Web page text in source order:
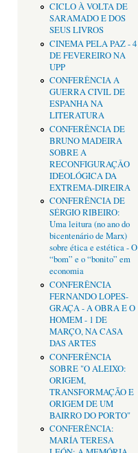
CICLO À VOLTA DE
SARAMADO E DOS
SEUS LIVROS
CINEMA PELA PAZ - 4
DE FEVEREIRO NA
UPP
CONFERÊNCIA A
GUERRA CIVIL DE
ESPANHA NA
LITERATURA
CONFERÊNCIA DE
BRUNO MADEIRA
SOBRE A
RECONFIGURAÇÂO
IDEOLÓGICA DA
EXTREMA-DIREIRA
CONFERÊNCIA DE
SÉRGIO RIBEIRO:
Uma leitura (no ano do
bicentenário de Marx)
sobre ética e estética - O
“bom” e o “bonito” em
economia
CONFERÊNCIA
FERNANDO LOPES-
GRAÇA - A OBRA E O
HOMEM - 1 DE
MARÇO, NA CASA
DAS ARTES
CONFERÊNCIA
SOBRE "O ALEIXO:
ORIGEM,
TRANSFORMAÇÃO E
ORIGEM DE UM
BAIRRO DO PORTO"
CONFERÊNCIA:
MARÍA TERESA